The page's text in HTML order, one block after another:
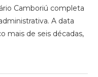
Camboriú completa
A data
mais de seis décadas,